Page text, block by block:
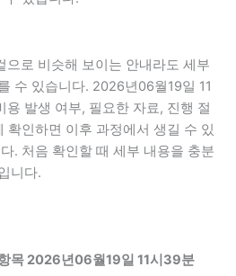
으로 비슷해 보이는 안내라도 세부
수 있습니다. 2026년06월19일 11
발생 여부, 필요한 자료, 진행 절
확인하면 이후 과정에서 생길 수 있
. 처음 확인할 때 세부 내용을 충분
니다.
목 2026년06월19일 11시39분